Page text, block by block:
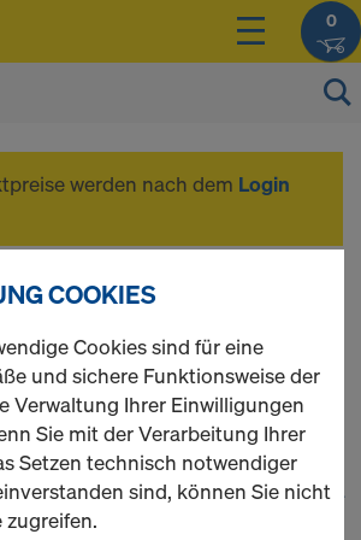
0
werden nach dem Login
Top
1
COOKIES
Cookies sind für eine
und sichere Funktionsweise der
Verwaltung Ihrer Einwilligungen
Sie mit der Verarbeitung Ihrer
Setzen technisch notwendiger
sind, können Sie nicht
zugreifen.